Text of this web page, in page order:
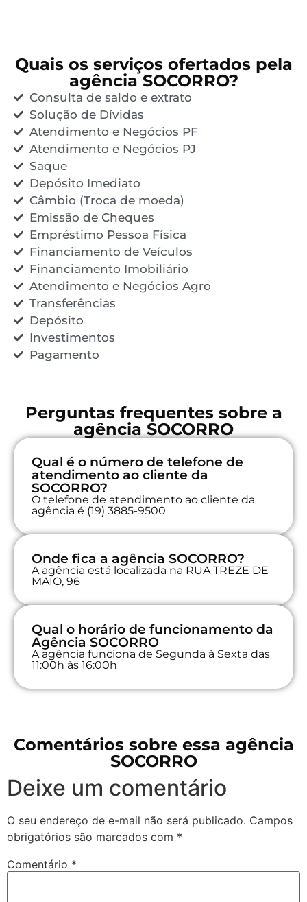
Quais os serviços ofertados pela
agência SOCORRO?
Consulta de saldo e extrato
Solução de Dívidas
Atendimento e Negócios PF
Atendimento e Negócios PJ
Saque
Depósito Imediato
Câmbio (Troca de moeda)
Emissão de Cheques
Empréstimo Pessoa Física
Financiamento de Veículos
Financiamento Imobiliário
Atendimento e Negócios Agro
Transferências
Depósito
Investimentos
Pagamento
Perguntas frequentes sobre a
agência SOCORRO
Qual é o número de telefone de
atendimento ao cliente da
SOCORRO?
O telefone de atendimento ao cliente da
agência é (19) 3885-9500
Onde fica a agência SOCORRO?
A agência está localizada na RUA TREZE DE
MAIO, 96
Qual o horário de funcionamento da
Agência SOCORRO
A agência funciona de Segunda à Sexta das
11:00h às 16:00h
Comentários sobre essa agência
SOCORRO
Deixe um comentário
O seu endereço de e-mail não será publicado. Campos
obrigatórios são marcados com *
Comentário *